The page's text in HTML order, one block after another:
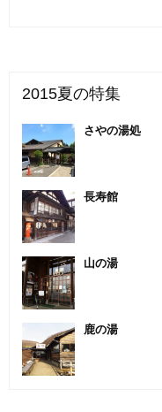
2015夏の特集
さやの湯処
長寿館
山の湯
鹿の湯